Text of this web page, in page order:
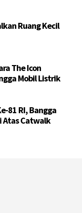
Ruang Kecil
The Icon
Mobil Listrik
81 RI, Bangga
Atas Catwalk